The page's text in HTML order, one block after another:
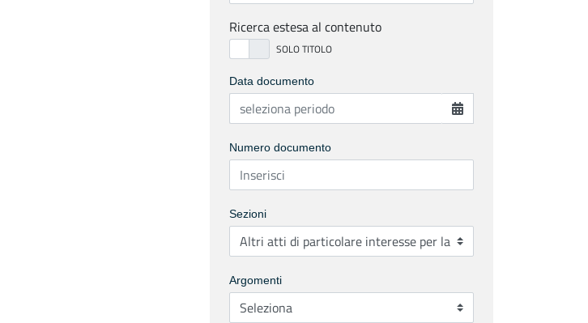
Ricerca estesa al contenuto
Data documento
Numero documento
Sezioni
Argomenti